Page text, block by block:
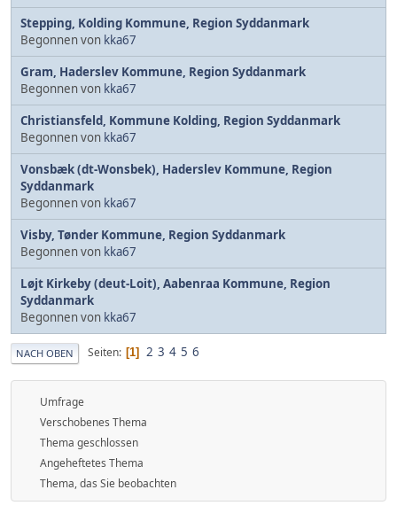
Stepping, Kolding Kommune, Region Syddanmark
Begonnen von kka67
Gram, Haderslev Kommune, Region Syddanmark
Begonnen von kka67
Christiansfeld, Kommune Kolding, Region Syddanmark
Begonnen von kka67
Vonsbæk (dt-Wonsbek), Haderslev Kommune, Region
Syddanmark
Begonnen von kka67
Visby, Tønder Kommune, Region Syddanmark
Begonnen von kka67
Løjt Kirkeby (deut-Loit), Aabenraa Kommune, Region
Syddanmark
Begonnen von kka67
NACH OBEN Seiten 1 2 3 4 5 6
Umfrage
Verschobenes Thema
Thema geschlossen
Angeheftetes Thema
Thema, das Sie beobachten